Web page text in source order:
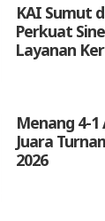
KAI Sumut
Perkuat
Layanan
Menang 4-1
Juara
2026